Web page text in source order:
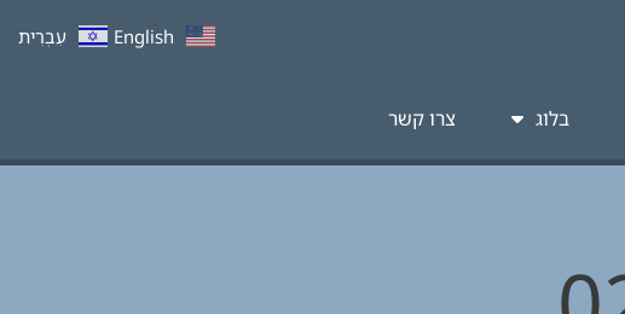
בלוג צרו קשר
English עִבְרִית